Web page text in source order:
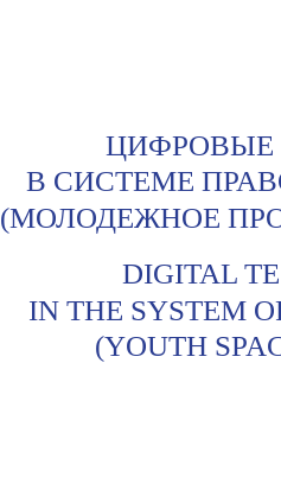
ЦИФРОВЫЕ
В СИСТЕМЕ
(МОЛОДЕЖНОЕ
DIGITAL
IN THE SYSTEM
(YOUTH